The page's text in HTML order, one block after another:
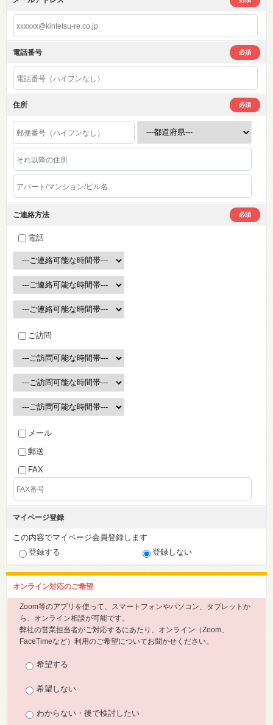
電話番号 必須
住所 必須
ご連絡方法 必須
電話
ご訪問
メール
郵送
FAX
マイページ登録
この内容でマイページ会員登録します
登録する
登録しない
オンライン対応のご希望
Zoom等のアプリを使って、スマートフォンやパソコン、タブレットか
ら、オンライン相談が可能です。
弊社の営業担当者がご対応するにあたり、オンライン（Zoom、
FaceTimeなど）利用のご希望についてお聞かせください。
希望する
希望しない
わからない・後で検討したい